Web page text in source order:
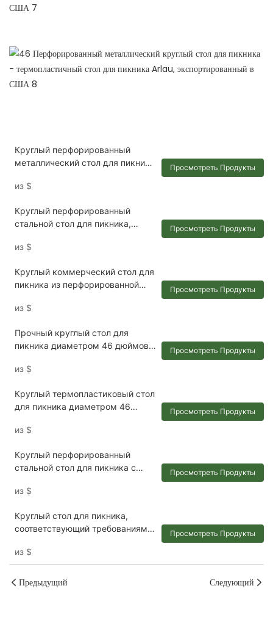
Круглый перфорированный
металлический стол для пикника
из $
Просмотреть Продукты
Круглый перфорированный
стальной стол для пикника,
ADA (Закона об американцах с
возможностями).
из $
Просмотреть Продукты
Круглый коммерческий стол для
пикника из перфорированной
из $
Просмотреть Продукты
Прочный круглый стол для
пикника диаметром 46 дюймов с
из $
Просмотреть Продукты
Круглый термопластиковый стол
для пикника диаметром 46
из $
Просмотреть Продукты
Круглый перфорированный
стальной стол для пикника с
из $
Просмотреть Продукты
Круглый стол для пикника,
соответствующий требованиям
покрытием и сиденьем.
из $
Просмотреть Продукты
Предыдущий Следующий